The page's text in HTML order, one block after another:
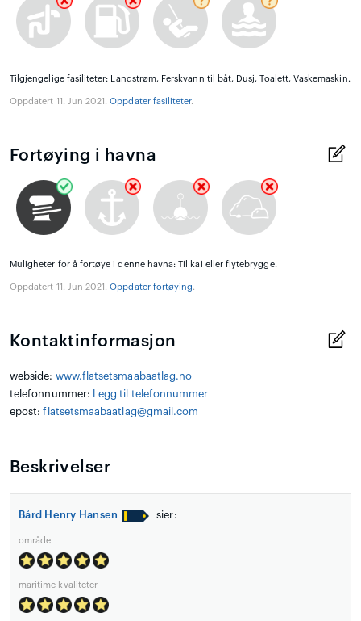
Tilgjengelige fasiliteter: Landstrøm, Ferskvann til båt, Dusj, Toalett, Vaskemaskin.
Oppdatert 11. Jun 2021.Oppdater fasiliteter.
Fortøying i havna
Muligheter for å fortøye i denne havna: Til kai eller flytebrygge.
Oppdatert 11. Jun 2021.Oppdater fortøying.
Kontaktinformasjon
webside: www.flatsetsmaabaatlag.no
telefonnummer:
Legg til telefonnummer
epost:flatsetsmaabaatlag@gmail.com
Beskrivelser
Bård Henry Hansen sier:
område
maritime kvaliteter